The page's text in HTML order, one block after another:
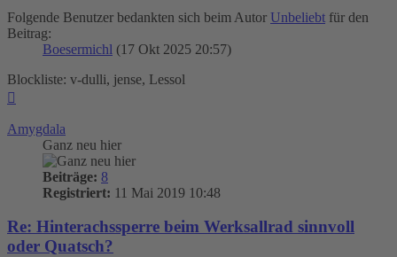
Folgende Benutzer bedankten sich beim Autor Unbeliebt für den
Beitrag:
Boesermichl (17 Okt 2025 20:57)
Blockliste: v-dulli, jense, Lessol
Amygdala
Ganz neu hier
Beiträge: 8
Registriert: 11 Mai 2019 10:48
Re: Hinterachssperre beim Werksallrad sinnvoll
oder Quatsch?